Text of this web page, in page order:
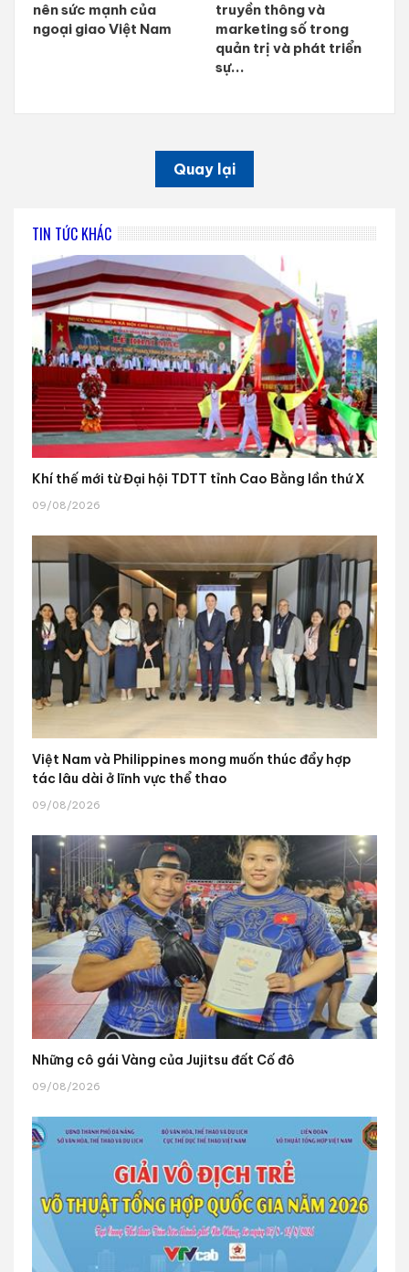
nên sức mạnh của
ngoại giao Việt Nam
truyền thông và
marketing số trong
quản trị và phát triển
sự...
Quay lại
TIN TỨC KHÁC
Khí thế mới từ Đại hội TDTT tỉnh Cao Bằng lần thứ X
09/08/2026
Việt Nam và Philippines mong muốn thúc đẩy hợp
tác lâu dài ở lĩnh vực thể thao
09/08/2026
Những cô gái Vàng của Jujitsu đất Cố đô
09/08/2026